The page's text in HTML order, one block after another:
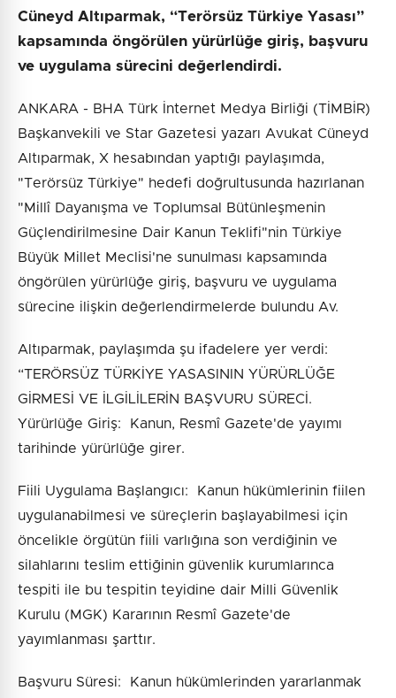
Cüneyd Altıparmak, “Terörsüz Türkiye Yasası”
kapsamında öngörülen yürürlüğe giriş, başvuru
ve uygulama sürecini değerlendirdi.
ANKARA - BHA Türk İnternet Medya Birliği (TİMBİR)
Başkanvekili ve Star Gazetesi yazarı Avukat Cüneyd
Altıparmak, X hesabından yaptığı paylaşımda,
"Terörsüz Türkiye" hedefi doğrultusunda hazırlanan
"Millî Dayanışma ve Toplumsal Bütünleşmenin
Güçlendirilmesine Dair Kanun Teklifi"nin Türkiye
Büyük Millet Meclisi'ne sunulması kapsamında
öngörülen yürürlüğe giriş, başvuru ve uygulama
sürecine ilişkin değerlendirmelerde bulundu Av.
Altıparmak, paylaşımda şu ifadelere yer verdi:
“TERÖRSÜZ TÜRKİYE YASASININ YÜRÜRLÜĞE
GİRMESİ VE İLGİLİLERİN BAŞVURU SÜRECİ.
Yürürlüğe Giriş: Kanun, Resmî Gazete'de yayımı
tarihinde yürürlüğe girer.
Fiili Uygulama Başlangıcı: Kanun hükümlerinin fiilen
uygulanabilmesi ve süreçlerin başlayabilmesi için
öncelikle örgütün fiili varlığına son verdiğinin ve
silahlarını teslim ettiğinin güvenlik kurumlarınca
tespiti ile bu tespitin teyidine dair Milli Güvenlik
Kurulu (MGK) Kararının Resmî Gazete'de
yayımlanması şarttır.
Başvuru Süresi: Kanun hükümlerinden yararlanmak